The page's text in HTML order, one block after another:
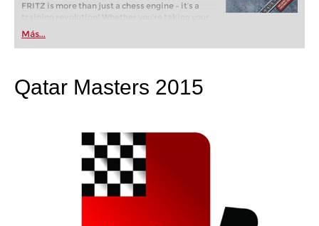
FRITZ is more than just a chess engine – it’s a
training revolution! Whether you’re taking your
first steps into the world of club chess, or already
playing at a tournament level: with FRITZ, you can
train more efficiently, intelligently and with a
Más...
Qatar Masters 2015